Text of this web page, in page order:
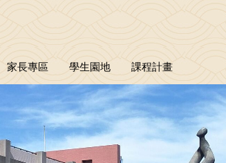
家長專區 學生園地 課程計畫